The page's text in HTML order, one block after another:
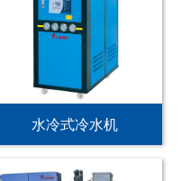
水冷式冷水机